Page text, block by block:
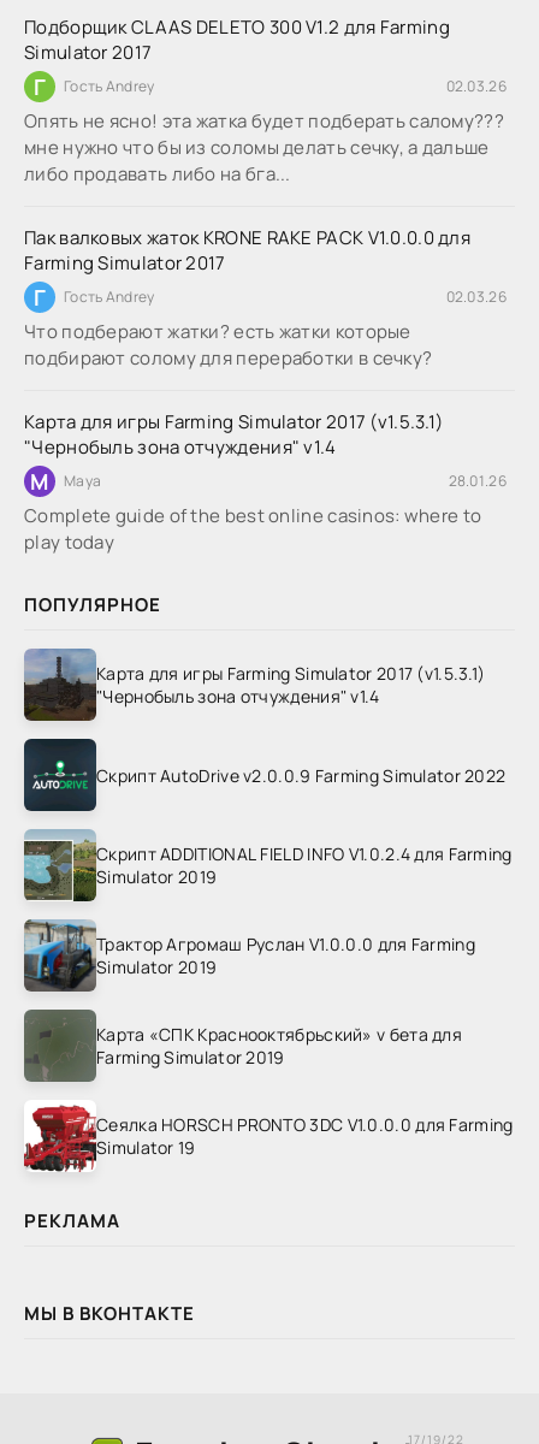
Подборщик CLAAS DELETO 300 V1.2 для Farming
Simulator 2017
Г Гость Andrey 02.03.26
Опять не ясно! эта жатка будет подберать салому???
мне нужно что бы из соломы делать сечку, а дальше
либо продавать либо на бга...
Пак валковых жаток KRONE RAKE PACK V1.0.0.0 для
Farming Simulator 2017
Г Гость Andrey 02.03.26
Что подберают жатки? есть жатки которые
подбирают солому для переработки в сечку?
Карта для игры Farming Simulator 2017 (v1.5.3.1)
"Чернобыль зона отчуждения" v1.4
M Maya 28.01.26
Complete guide of the best online casinos: where to
play today
ПОПУЛЯРНОЕ
Карта для игры Farming Simulator 2017 (v1.5.3.1)
"Чернобыль зона отчуждения" v1.4
Скрипт AutoDrive v2.0.0.9 Farming Simulator 2022
Скрипт ADDITIONAL FIELD INFO V1.0.2.4 для Farming
Simulator 2019
Трактор Агромаш Руслан V1.0.0.0 для Farming
Simulator 2019
Карта «СПК Краснооктябрьский» v бета для
Farming Simulator 2019
Сеялка HORSCH PRONTO 3DC V1.0.0.0 для Farming
Simulator 19
РЕКЛАМА
МЫ В ВКОНТАКТЕ
17/19/22